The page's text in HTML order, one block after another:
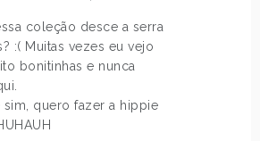
coleção desce a serra
:( Muitas vezes eu vejo
bonitinhas e nunca
quero fazer a hippie